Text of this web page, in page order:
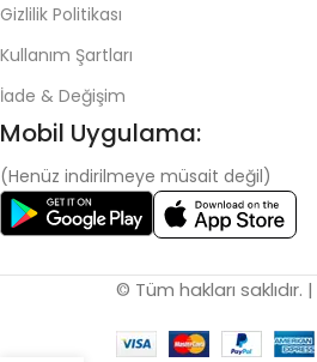
Gizlilik Politikası
Kullanım Şartları
İade & Değişim
Mobil Uygulama:
(Henüz indirilmeye müsait değil)
© Tüm hakları saklıdır. |